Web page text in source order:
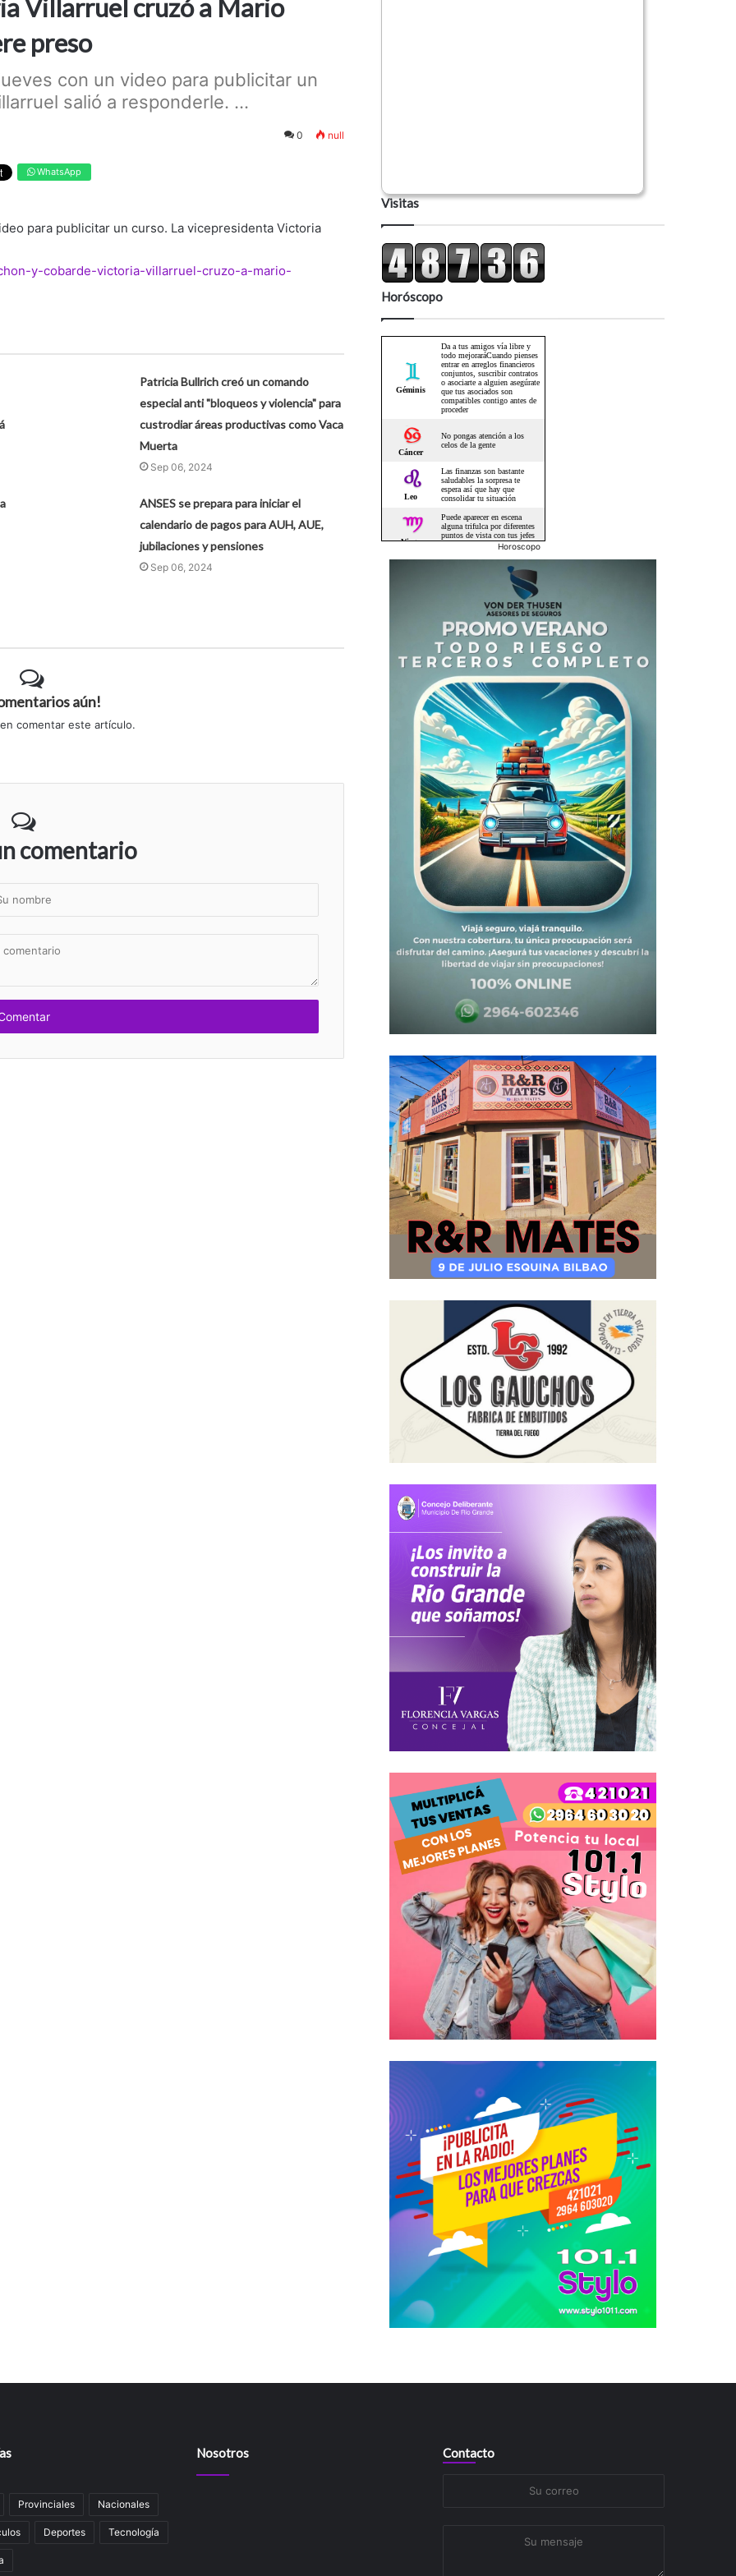
Villarruel cruzó a Mario
preso
con un video para publicitar un
salió a responderle. ...
0 null
WhatsApp
para publicitar un curso. La vicepresidenta Victoria
y-cobarde-victoria-villarruel-cruzo-a-mario-
Patricia Bullrich creó un comando
especial anti "bloqueos y violencia" para
custrodiar áreas productivas como Vaca
Muerta
Sep 06, 2024
ANSES se prepara para iniciar el
calendario de pagos para AUH, AUE,
jubilaciones y pensiones
Sep 06, 2024
aún!
comentar este artículo.
comentario
Visitas
Horóscopo
Horoscopo
Provinciales Nacionales
Deportes Tecnología
Nosotros Contacto